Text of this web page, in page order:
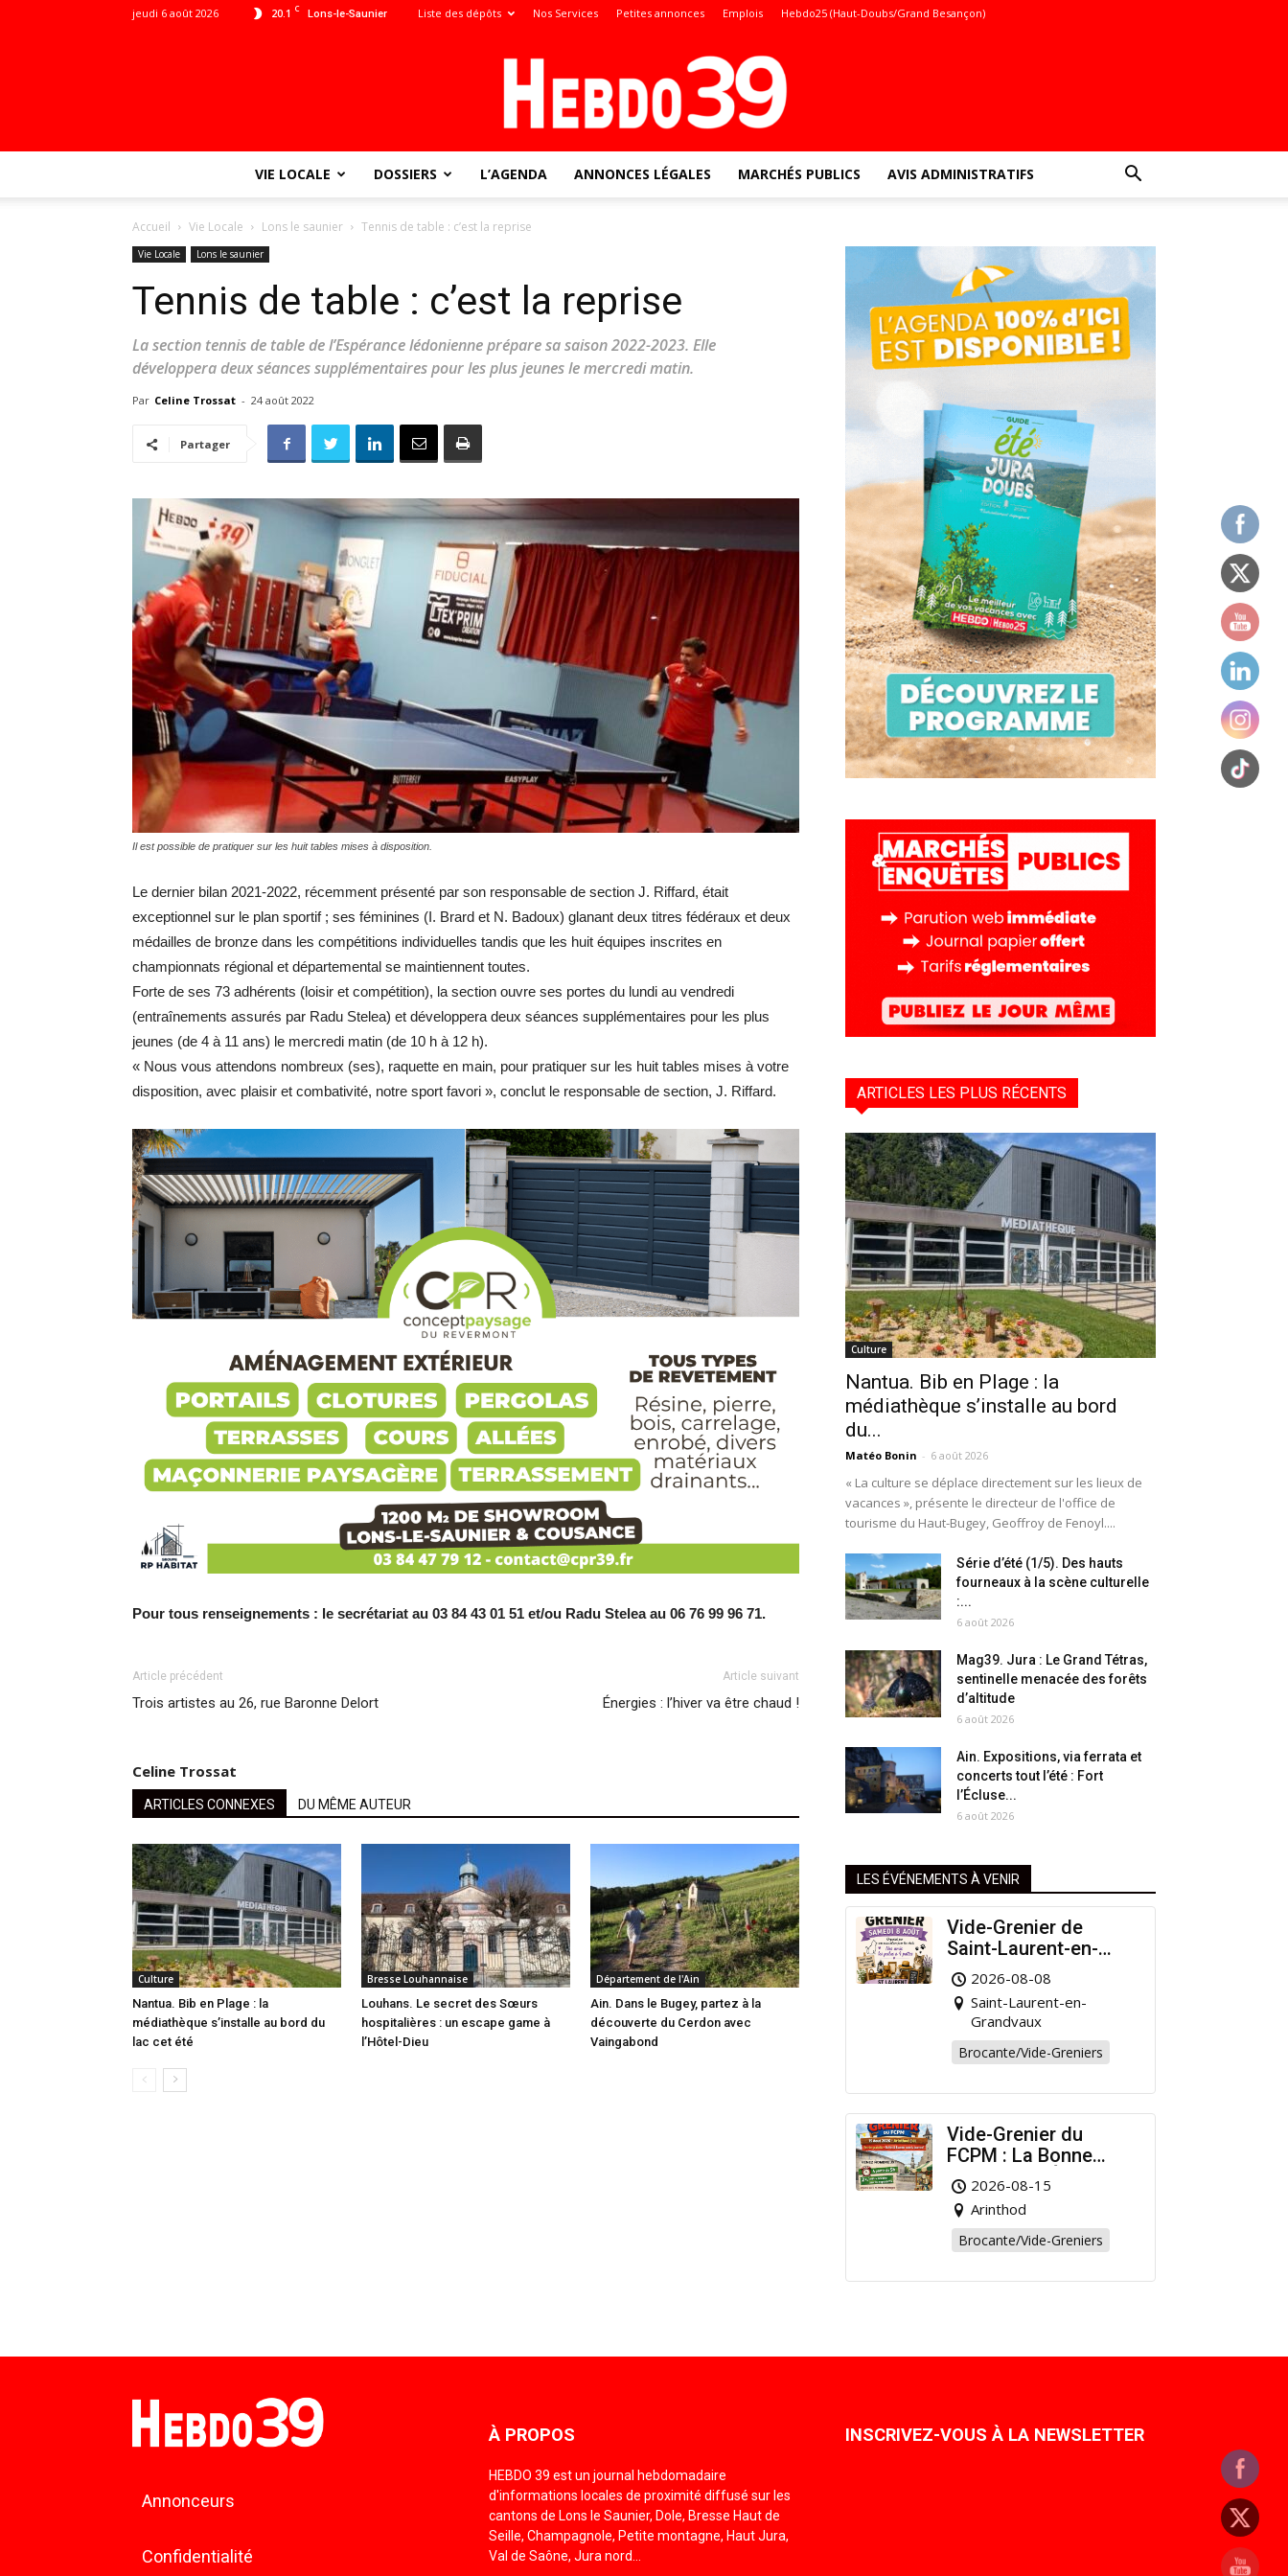
20.1 C Lons-le-Saunier
jeudi 6 août 2026 Liste des dépôts Nos Services Petites annonces Emplois Hebdo25 (Haut-Doubs/Grand Besançon)
l'info
locale
–
Hebdo39
VIE LOCALE DOSSIERS L’AGENDA ANNONCES LÉGALES MARCHÉS PUBLICS AVIS ADMINISTRATIFS
Accueil Vie Locale Lons le saunier Tennis de table : c’est la reprise
Vie Locale Lons le saunier
Tennis de table : c’est la reprise
La section tennis de table de l’Espérance lédonienne prépare sa saison 2022-2023. Elle
développera deux séances supplémentaires pour les plus jeunes le mercredi matin.
Par Celine Trossat - 24 août 2022
Partager
Il est possible de pratiquer sur les huit tables mises à disposition.
Le dernier bilan 2021-2022, récemment présenté par son responsable de section J. Riffard, était
exceptionnel sur le plan sportif ; ses féminines (I. Brard et N. Badoux) glanant deux titres fédéraux et deux
médailles de bronze dans les compétitions individuelles tandis que les huit équipes inscrites en
championnats régional et départemental se maintiennent toutes.
Forte de ses 73 adhérents (loisir et compétition), la section ouvre ses portes du lundi au vendredi
(entraînements assurés par Radu Stelea) et développera deux séances supplémentaires pour les plus
jeunes (de 4 à 11 ans) le mercredi matin (de 10 h à 12 h).
« Nous vous attendons nombreux (ses), raquette en main, pour pratiquer sur les huit tables mises à votre
disposition, avec plaisir et combativité, notre sport favori », conclut le responsable de section, J. Riffard.
Pour tous renseignements : le secrétariat au 03 84 43 01 51 et/ou Radu Stelea au 06 76 99 96 71.
Article précédent
Trois artistes au 26, rue Baronne Delort
Article suivant
Énergies : l’hiver va être chaud !
Celine Trossat
ARTICLES CONNEXES DU MÊME AUTEUR
Culture
Nantua. Bib en Plage : la
médiathèque s’installe au bord du
lac cet été
Bresse Louhannaise
Louhans. Le secret des Sœurs
hospitalières : un escape game à
l’Hôtel-Dieu
Département de l'Ain
Ain. Dans le Bugey, partez à la
découverte du Cerdon avec
Vaingabond
ARTICLES LES PLUS RÉCENTS
Culture
Nantua. Bib en Plage : la
médiathèque s’installe au bord
du...
Matéo Bonin - 6 août 2026
« La culture se déplace directement sur les lieux de
vacances », présente le directeur de l'office de
tourisme du Haut-Bugey, Geoffroy de Fenoyl....
Série d’été (1/5). Des hauts
fourneaux à la scène culturelle
:...
6 août 2026
Mag39. Jura : Le Grand Tétras,
sentinelle menacée des forêts
d’altitude
6 août 2026
Ain. Expositions, via ferrata et
concerts tout l’été : Fort
l’Écluse...
6 août 2026
LES ÉVÉNEMENTS À VENIR
Vide-Grenier de
Saint-Laurent-en-
Grandvaux : Venez
chiner pour la bonne
cause !
2026-08-08
Saint-Laurent-en-
Grandvaux
Brocante/Vide-Greniers
Vide-Grenier du
FCPM : La Bonne
Affaire de l’Été à
Arinthod !
2026-08-15
Arinthod
Brocante/Vide-Greniers